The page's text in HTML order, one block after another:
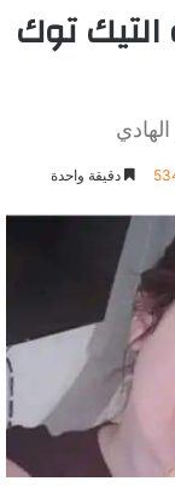
توك
دقيقة واحدة